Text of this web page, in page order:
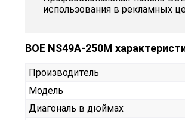
использования в рекламных
BOE NS49A-250M
Производитель
Модель
Диагональ в дюймах